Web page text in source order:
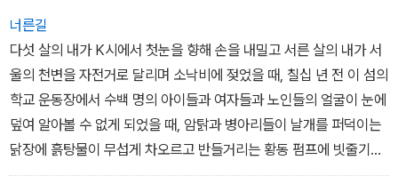
너른길
다섯 살의 내가 K시에서 첫눈을 향해 손을 내밀고 서른 살의 내가 서
울의 천변을 자전거로 달리며 소낙비에 젖었을 때, 칠십 년 전 이 섬의
학교 운동장에서 수백 명의 아이들과 여자들과 노인들의 얼굴이 눈에
덮여 알아볼 수 없게 되었을 때, 암탉과 병아리들이 날개를 퍼덕이는
닭장에 흙탕물이 무섭게 차오르고 반들거리는 황동 펌프에 빗줄기가
튕겨져 나왔을 때, 그 물방울들과 부스러지는 결정들과 피 어린 살얼